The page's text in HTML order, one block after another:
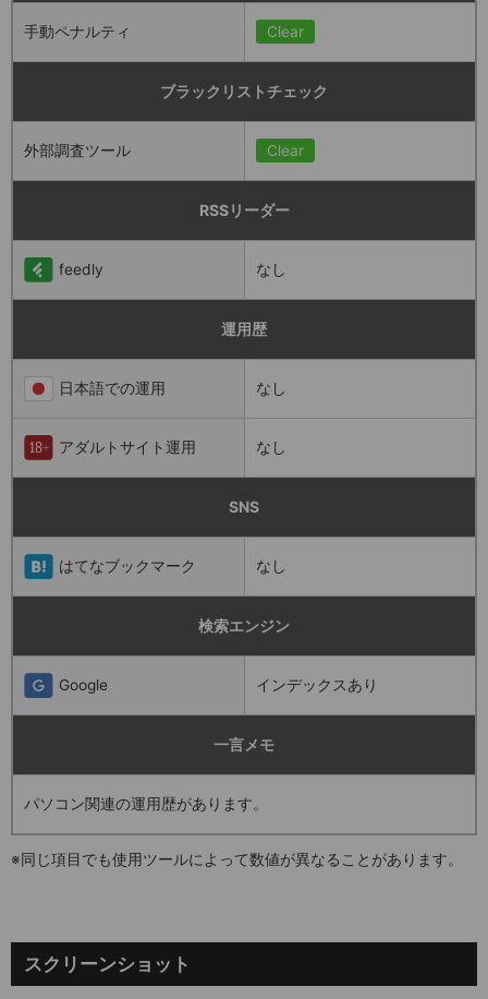
手動ペナルティ Clear
ブラックリストチェック
外部調査ツール Clear
RSSリーダー
feedly なし
運用歴
日本語での運用 なし
アダルトサイト運用 なし
SNS
はてなブックマーク なし
検索エンジン
Google インデックスあり
一言メモ
パソコン関連の運用歴があります。
※同じ項目でも使用ツールによって数値が異なることがあります。
スクリーンショット